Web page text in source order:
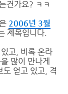
건가요? ㅋㅋ
2006년 3월
제목입니다.
고, 비록 온라
많이 만나게
도 얻고 있고, 격